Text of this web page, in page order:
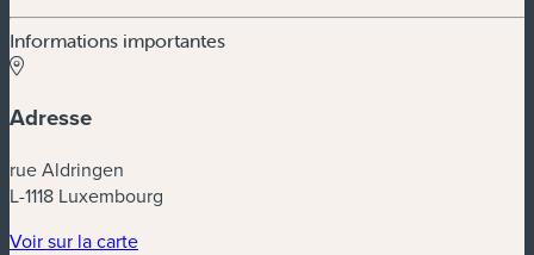
Informations importantes
Adresse
rue Aldringen
L-1118 Luxembourg
Voir sur la carte(nouvelle fenêtre)